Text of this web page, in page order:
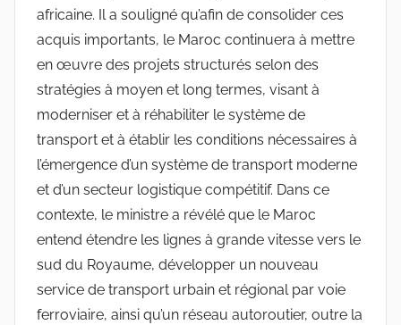
africaine. Il a souligné qu’afin de consolider ces
acquis importants, le Maroc continuera à mettre
en œuvre des projets structurés selon des
stratégies à moyen et long termes, visant à
moderniser et à réhabiliter le système de
transport et à établir les conditions nécessaires à
l’émergence d’un système de transport moderne
et d’un secteur logistique compétitif. Dans ce
contexte, le ministre a révélé que le Maroc
entend étendre les lignes à grande vitesse vers le
sud du Royaume, développer un nouveau
service de transport urbain et régional par voie
ferroviaire, ainsi qu’un réseau autoroutier, outre la